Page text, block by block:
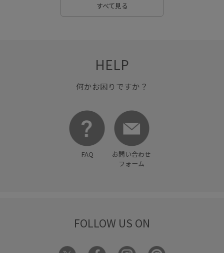
すべて見る
HELP
何かお困りですか？
FAQ
お問い合わせ
フォーム
FOLLOW US ON